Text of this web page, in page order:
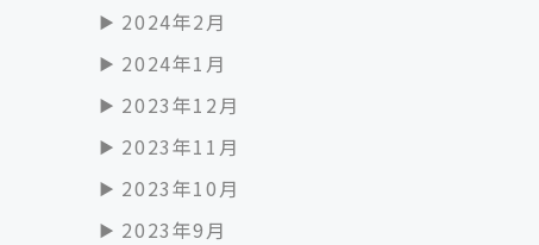
2024年2月
2024年1月
2023年12月
2023年11月
2023年10月
2023年9月